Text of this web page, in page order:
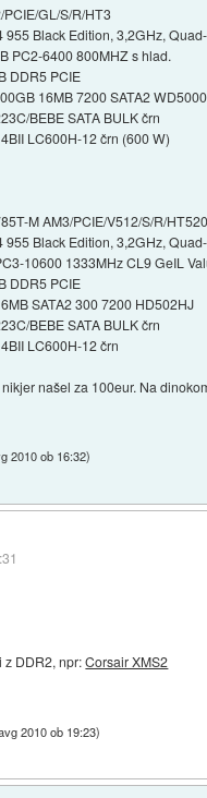
PCIE/GL/S/R/HT3
955 Black Edition, 3,2GHz,
PC2-6400 800MHZ s hlad.
DDR5 PCIE
16MB 7200 SATA2
BEBE SATA BULK črn
LC600H-12 črn (600 W)
M AM3/PCIE/V512/S/R/
955 Black Edition, 3,2GHz,
10600 1333MHz CL9 GeIL
DDR5 PCIE
SATA2 300 7200 HD502HJ
BEBE SATA BULK črn
LC600H-12 črn
našel za 100eur. Na
2010 ob 16:32)
z DDR2, npr:Corsair XMS2
2010 ob 19:23)